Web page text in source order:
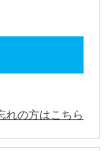
れの方はこちら